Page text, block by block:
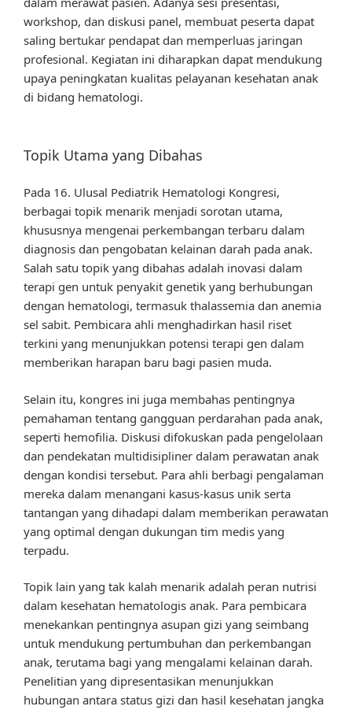
workshop, dan diskusi panel, membuat peserta dapat
saling bertukar pendapat dan memperluas jaringan
profesional. Kegiatan ini diharapkan dapat mendukung
upaya peningkatan kualitas pelayanan kesehatan anak
di bidang hematologi.
Topik Utama yang Dibahas
Pada 16. Ulusal Pediatrik Hematologi Kongresi,
berbagai topik menarik menjadi sorotan utama,
khususnya mengenai perkembangan terbaru dalam
diagnosis dan pengobatan kelainan darah pada anak.
Salah satu topik yang dibahas adalah inovasi dalam
terapi gen untuk penyakit genetik yang berhubungan
dengan hematologi, termasuk thalassemia dan anemia
sel sabit. Pembicara ahli menghadirkan hasil riset
terkini yang menunjukkan potensi terapi gen dalam
memberikan harapan baru bagi pasien muda.
Selain itu, kongres ini juga membahas pentingnya
pemahaman tentang gangguan perdarahan pada anak,
seperti hemofilia. Diskusi difokuskan pada pengelolaan
dan pendekatan multidisipliner dalam perawatan anak
dengan kondisi tersebut. Para ahli berbagi pengalaman
mereka dalam menangani kasus-kasus unik serta
tantangan yang dihadapi dalam memberikan perawatan
yang optimal dengan dukungan tim medis yang
terpadu.
Topik lain yang tak kalah menarik adalah peran nutrisi
dalam kesehatan hematologis anak. Para pembicara
menekankan pentingnya asupan gizi yang seimbang
untuk mendukung pertumbuhan dan perkembangan
anak, terutama bagi yang mengalami kelainan darah.
Penelitian yang dipresentasikan menunjukkan
hubungan antara status gizi dan hasil kesehatan jangka